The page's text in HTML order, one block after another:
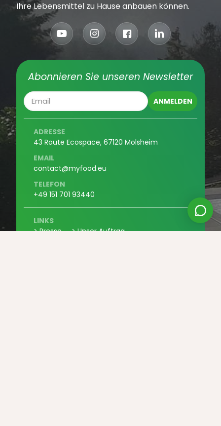
Ihre Lebensmittel zu Hause anbauen können.
Abonnieren Sie unseren Newsletter
ADRESSE
43 Route Ecospace, 67120 Molsheim
EMAIL
contact@myfood.eu
TELEFON
+49 151 701 93440
LINKS
> Presse
> Unser Auftrag